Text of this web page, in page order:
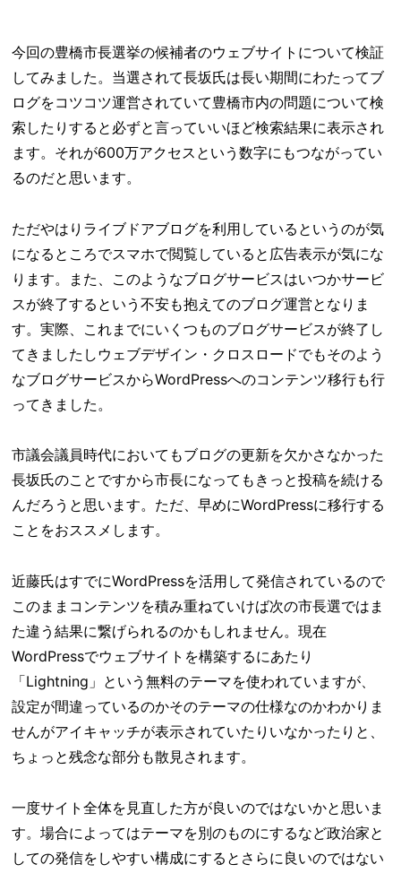
今回の豊橋市長選挙の候補者のウェブサイトについて検証
してみました。当選されて長坂氏は長い期間にわたってブ
ログをコツコツ運営されていて豊橋市内の問題について検
索したりすると必ずと言っていいほど検索結果に表示され
ます。それが600万アクセスという数字にもつながってい
るのだと思います。
ただやはりライブドアブログを利用しているというのが気
になるところでスマホで閲覧していると広告表示が気にな
ります。また、このようなブログサービスはいつかサービ
スが終了するという不安も抱えてのブログ運営となりま
す。実際、これまでにいくつものブログサービスが終了し
てきましたしウェブデザイン・クロスロードでもそのよう
なブログサービスからWordPressへのコンテンツ移行も行
ってきました。
市議会議員時代においてもブログの更新を欠かさなかった
長坂氏のことですから市長になってもきっと投稿を続ける
んだろうと思います。ただ、早めにWordPressに移行する
ことをおススメします。
近藤氏はすでにWordPressを活用して発信されているので
このままコンテンツを積み重ねていけば次の市長選ではま
た違う結果に繋げられるのかもしれません。現在
WordPressでウェブサイトを構築するにあたり
「Lightning」という無料のテーマを使われていますが、
設定が間違っているのかそのテーマの仕様なのかわかりま
せんがアイキャッチが表示されていたりいなかったりと、
ちょっと残念な部分も散見されます。
一度サイト全体を見直した方が良いのではないかと思いま
す。場合によってはテーマを別のものにするなど政治家と
しての発信をしやすい構成にするとさらに良いのではない